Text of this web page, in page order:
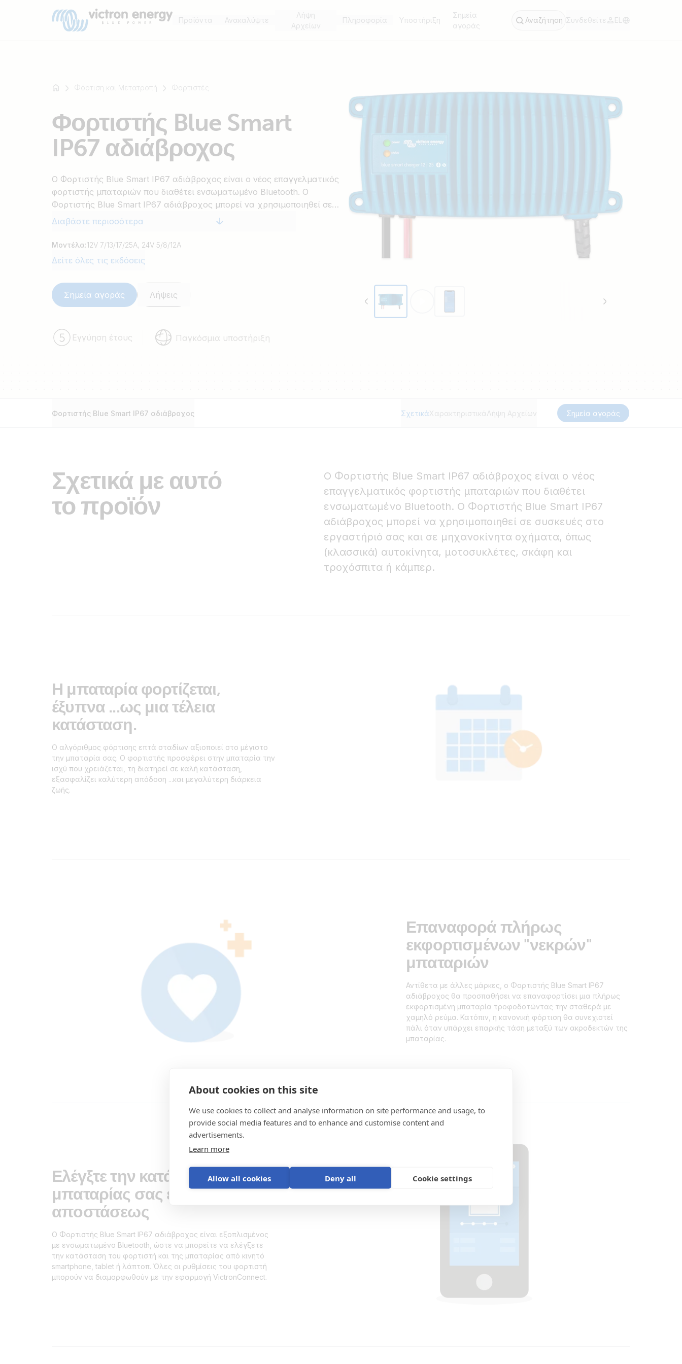
About cookies on this site
We use cookies to collect and analyse information on site performance and usage, to
provide social media features and to enhance and customise content and
advertisements.
Learn more
Allow all cookies Deny all Cookie settings
Προϊόντα Ανακαλύψτε
Λήψη
Αρχείων
Πληροφορία Υποστήριξη
Σημεία
αγοράς
Αναζήτηση Συνδεθείτε EL
Φόρτιση και Μετατροπή Φορτιστές
Φορτιστής Blue Smart
IP67 αδιάβροχος
Ο Φορτιστής Blue Smart IP67 αδιάβροχος είναι ο νέος επαγγελματικός
φορτιστής μπαταριών που διαθέτει ενσωματωμένο Bluetooth. Ο
Φορτιστής Blue Smart IP67 αδιάβροχος μπορεί να χρησιμοποιηθεί σε
συσκευές στο εργαστήριό σας και σε μηχανοκίνητα οχήματα, όπως
κάμπερ.
Διαβάστε περισσότερα
Μοντέλα:12V 7/13/17/25A, 24V 5/8/12A
Δείτε όλες τις εκδόσεις
Σημεία αγοράς Λήψεις
Εγγύηση έτους Παγκόσμια υποστήριξη
Φορτιστής Blue Smart IP67 αδιάβροχος ΣχετικάΧαρακτηριστικάΛήψη Αρχείων Σημεία αγοράς
Σχετικά με αυτό
το προϊόν
Ο Φορτιστής Blue Smart IP67 αδιάβροχος είναι ο νέος
επαγγελματικός φορτιστής μπαταριών που διαθέτει
ενσωματωμένο Bluetooth. Ο Φορτιστής Blue Smart IP67
αδιάβροχος μπορεί να χρησιμοποιηθεί σε συσκευές στο
εργαστήριό σας και σε μηχανοκίνητα οχήματα, όπως
(κλασσικά) αυτοκίνητα, μοτοσυκλέτες, σκάφη και
τροχόσπιτα ή κάμπερ.
Η μπαταρία φορτίζεται,
έξυπνα ...ως μια τέλεια
κατάσταση.
Ο αλγόριθμος φόρτισης επτά σταδίων αξιοποιεί στο μέγιστο
την μπαταρία σας. Ο φορτιστής προσφέρει στην μπαταρία την
ισχύ που χρειάζεται, τη διατηρεί σε καλή κατάσταση,
εξασφαλίζει καλύτερη απόδοση ...και μεγαλύτερη διάρκεια
ζωής.
Επαναφορά πλήρως
εκφορτισμένων "νεκρών"
μπαταριών
Αντίθετα με άλλες μάρκες, ο Φορτιστής Blue Smart IP67
αδιάβροχος θα προσπαθήσει να επαναφορτίσει μια πλήρως
εκφορτισμένη μπαταρία τροφοδοτώντας την σταθερά με
χαμηλό ρεύμα. Κατόπιν, η κανονική φόρτιση θα συνεχιστεί
πάλι όταν υπάρχει επαρκής τάση μεταξύ των ακροδεκτών της
μπαταρίας.
Ελέγξτε την κατάσταση της
μπαταρίας σας εξ
αποστάσεως
Ο Φορτιστής Blue Smart IP67 αδιάβροχος είναι εξοπλισμένος
με ενσωματωμένο Bluetooth, ώστε να μπορείτε να ελέγξετε
την κατάσταση του φορτιστή και της μπαταρίας από κινητό
smartphone, tablet ή λάπτοπ. Όλες οι ρυθμίσεις του φορτιστή
μπορούν να διαμορφωθούν με την εφαρμογή VictronConnect.